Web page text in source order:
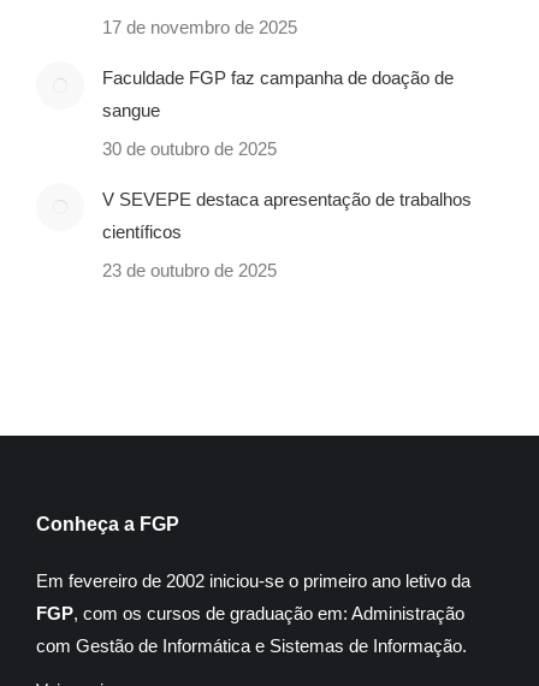
17 de novembro de 2025
Faculdade FGP faz campanha de doação de
sangue
30 de outubro de 2025
V SEVEPE destaca apresentação de trabalhos
científicos
23 de outubro de 2025
Conheça a FGP
Em fevereiro de 2002 iniciou-se o primeiro ano letivo da
FGP, com os cursos de graduação em: Administração
com Gestão de Informática e Sistemas de Informação.